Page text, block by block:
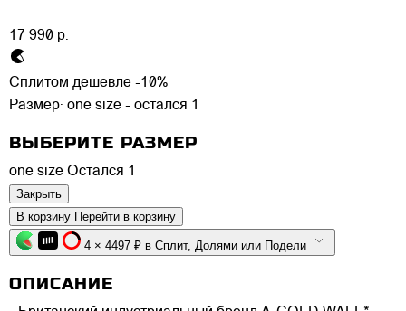
17 990 р.
Сплитом дешевле -10%
Размер: one size - остался 1
ВЫБЕРИТЕ РАЗМЕР
one size Остался 1
Закрыть
В корзину Перейти в корзину
4 × 4497 ₽ в Сплит, Долями или Подели
ОПИСАНИЕ